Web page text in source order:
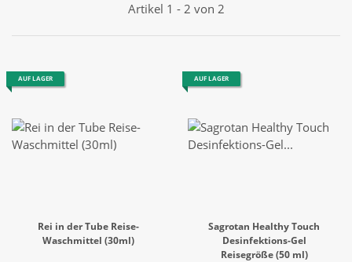
Artikel 1 - 2 von 2
AUF LAGER
Rei in der Tube Reise-
Waschmittel (30ml)
AUF LAGER
Sagrotan Healthy Touch
Desinfektions-Gel
Reisegröße (50 ml)